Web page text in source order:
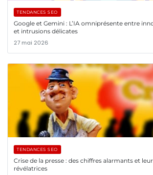
TENDANCES SEO
Google et Gemini : L’IA omniprésente entre
et intrusions délicates
27 mai 2026
TENDANCES SEO
Crise de la presse : des chiffres alarmants et
révélatrices